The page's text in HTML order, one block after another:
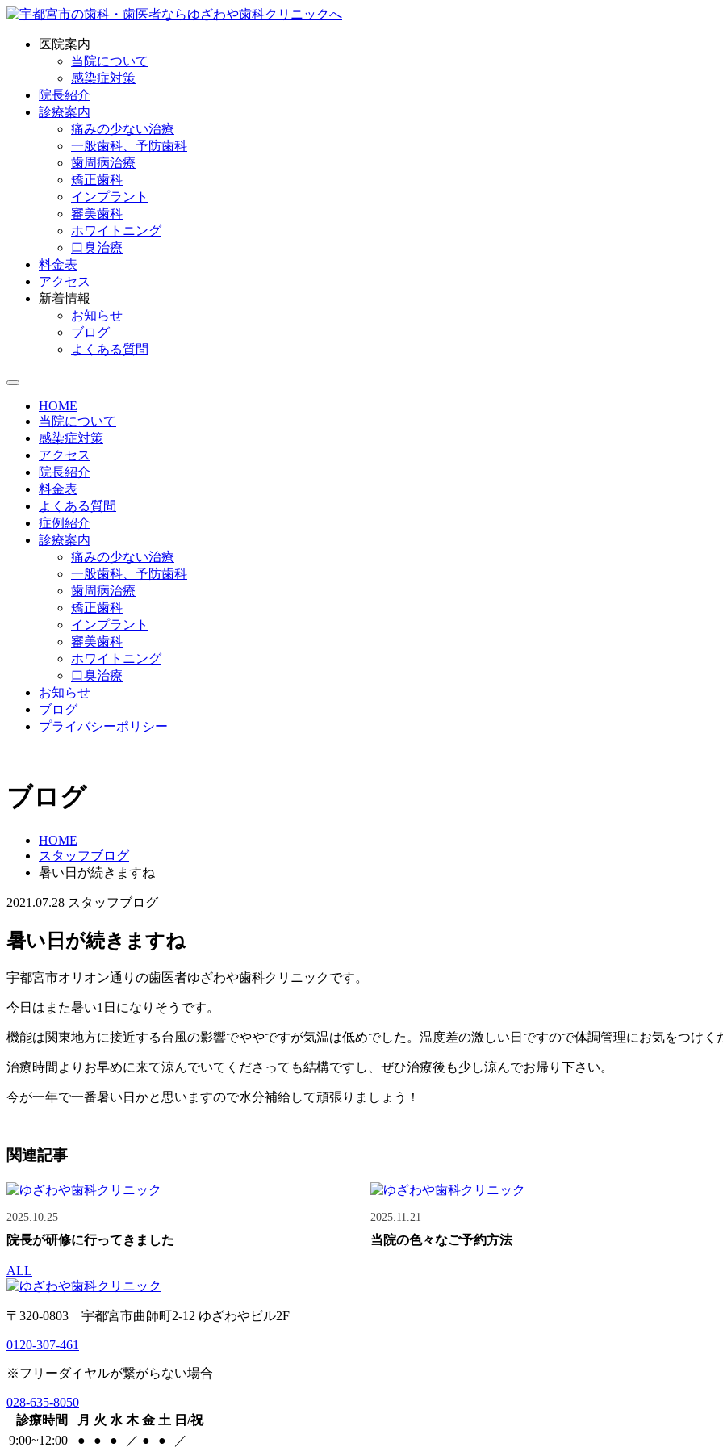
医院案内
当院について
感染症対策
院長紹介
診療案内
痛みの少ない治療
一般歯科、予防歯科
歯周病治療
矯正歯科
インプラント
審美歯科
ホワイトニング
口臭治療
料金表
アクセス
新着情報
お知らせ
ブログ
よくある質問
HOME
当院について
感染症対策
アクセス
院長紹介
料金表
よくある質問
症例紹介
診療案内
痛みの少ない治療
一般歯科、予防歯科
歯周病治療
矯正歯科
インプラント
審美歯科
ホワイトニング
口臭治療
お知らせ
ブログ
プライバシーポリシー
ブログ
HOME
スタッフブログ
暑い日が続きますね
2021.07.28 スタッフブログ
暑い日が続きますね
宇都宮市オリオン通りの歯医者ゆざわや歯科クリニックです。
今日はまた暑い1日になりそうです。
機能は関東地方に接近する台風の影響でややですが気温は低めでした。温度差の激しい日ですので体調管理にお気をつけく
治療時間よりお早めに来て涼んでいてくださっても結構ですし、ぜひ治療後も少し涼んでお帰り下さい。
今が一年で一番暑い日かと思いますので水分補給して頑張りましょう！
関連記事
2025.10.25
院長が研修に行ってきました
2025.11.21
当院の色々なご予約方法
ALL
〒320-0803 宇都宮市曲師町2-12 ゆざわやビル2F
0120-307-461
※フリーダイヤルが繋がらない場合
028-635-8050
診療時間
月 火 水 木 金 土 日/祝
9:00~12:00
● ● ● ／ ● ●
／